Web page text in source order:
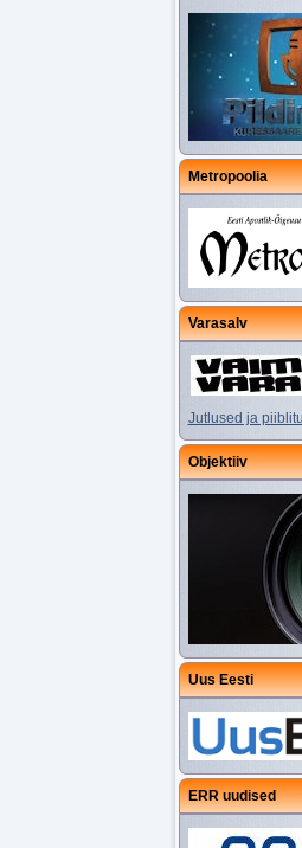
Metropoolia
Varasalv
Jutlused ja
Objektiiv
Uus Eesti
ERR uudised